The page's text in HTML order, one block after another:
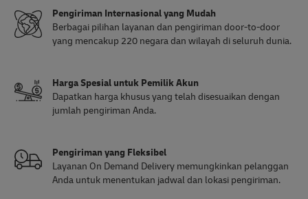
Pengiriman Internasional yang Mudah
Berbagai pilihan layanan dan pengiriman door-to-door
yang mencakup 220 negara dan wilayah di seluruh dunia.
Harga Spesial untuk Pemilik Akun
Dapatkan harga khusus yang telah disesuaikan dengan
jumlah pengiriman Anda.
Pengiriman yang Fleksibel
Layanan On Demand Delivery memungkinkan pelanggan
Anda untuk menentukan jadwal dan lokasi pengiriman.